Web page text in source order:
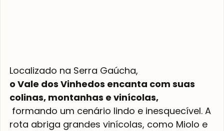
Localizado na Serra Gaúcha,
o Vale dos Vinhedos encanta com suas
colinas, montanhas e vinícolas,
rota abriga grandes vinícolas, como Miolo e